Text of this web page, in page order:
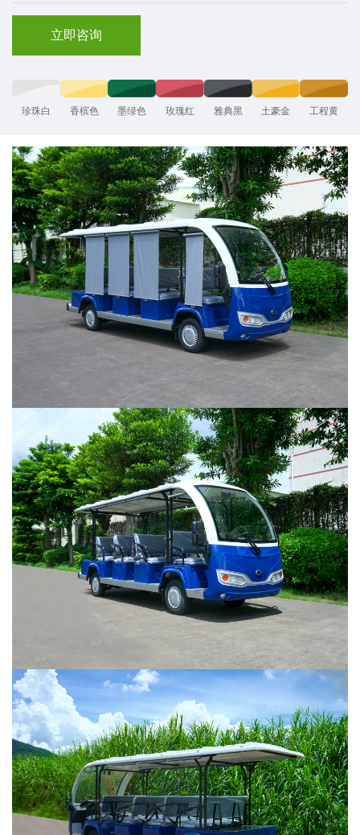
立即咨询
珍珠白 香槟色 墨绿色 玫瑰红 雅典黑 土豪金 工程黄